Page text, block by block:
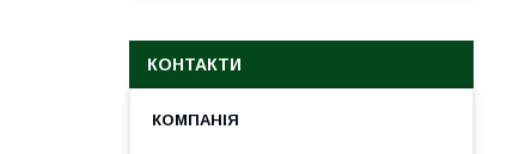
КОНТАКТИ